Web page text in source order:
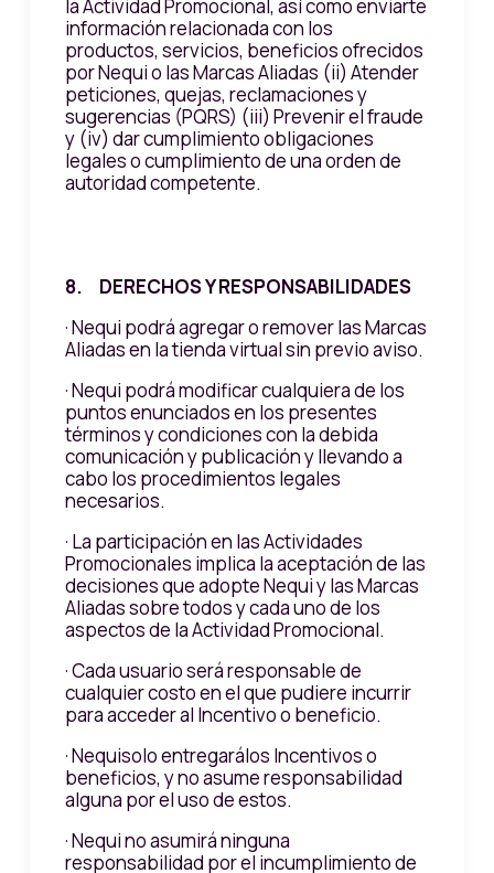
la Actividad Promocional, así como enviarte
información relacionada con los
productos, servicios, beneficios ofrecidos
por Nequi o las Marcas Aliadas (ii) Atender
peticiones, quejas, reclamaciones y
sugerencias (PQRS) (iii) Prevenir el fraude
y (iv) dar cumplimiento obligaciones
legales o cumplimiento de una orden de
autoridad competente.
8. DERECHOS Y RESPONSABILIDADES
· Nequi podrá agregar o remover las Marcas
Aliadas en la tienda virtual sin previo aviso.
· Nequi podrá modificar cualquiera de los
puntos enunciados en los presentes
términos y condiciones con la debida
comunicación y publicación y llevando a
cabo los procedimientos legales
necesarios.
· La participación en las Actividades
Promocionales implica la aceptación de las
decisiones que adopte Nequi y las Marcas
Aliadas sobre todos y cada uno de los
aspectos de la Actividad Promocional.
· Cada usuario será responsable de
cualquier costo en el que pudiere incurrir
para acceder al Incentivo o beneficio.
· Nequisolo entregarálos Incentivos o
beneficios, y no asume responsabilidad
alguna por el uso de estos.
· Nequi no asumirá ninguna
responsabilidad por el incumplimiento de